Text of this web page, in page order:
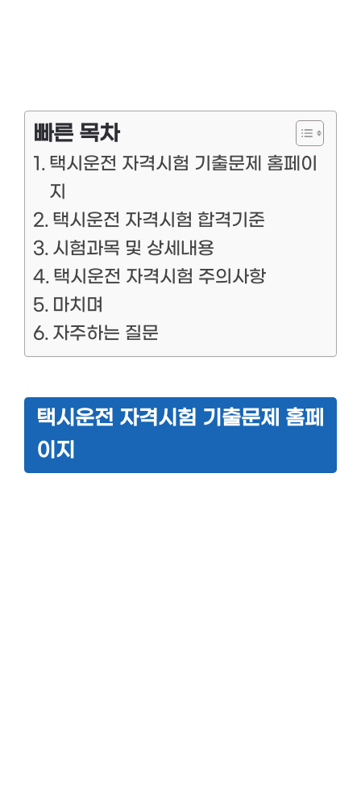
빠른 목차
택시운전 자격시험 기출문제 홈페이
지
택시운전 자격시험 합격기준
시험과목 및 상세내용
택시운전 자격시험 주의사항
마치며
자주하는 질문
택시운전 자격시험 기출문제 홈페
이지